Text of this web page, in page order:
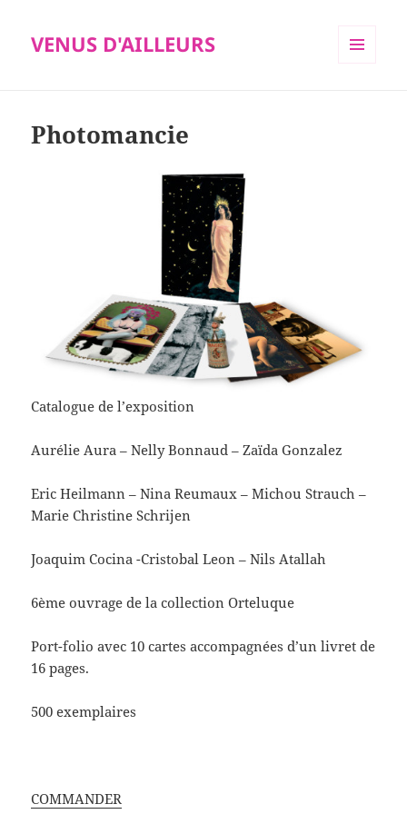
VENUS D'AILLEURS
Photomancie
Catalogue de l’exposition
Aurélie Aura – Nelly Bonnaud – Zaïda Gonzalez
Eric Heilmann – Nina Reumaux – Michou Strauch –
Marie Christine Schrijen
Joaquim Cocina -Cristobal Leon – Nils Atallah
6ème ouvrage de la collection Orteluque
Port-folio avec 10 cartes accompagnées d’un livret de
16 pages.
500 exemplaires
COMMANDER